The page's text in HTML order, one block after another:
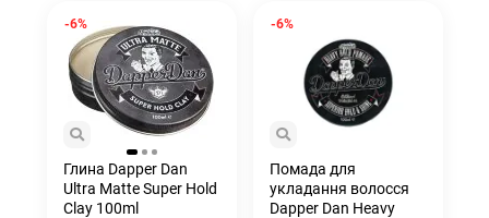
-6%
Глина Dapper Dan
Ultra Matte Super Hold
Clay 100ml
-6%
Помада для
укладання волосся
Dapper Dan Heavy